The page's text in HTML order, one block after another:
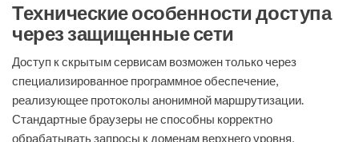
Технические особенности доступа
через защищенные сети
Доступ к скрытым сервисам возможен только через
специализированное программное обеспечение,
реализующее протоколы анонимной маршрутизации.
Стандартные браузеры не способны корректно
обрабатывать запросы к доменам верхнего уровня,